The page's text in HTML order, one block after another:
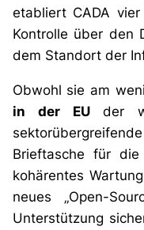
etabliert CADA
Kontrolle über den
dem Standort der
Obwohl sie am
in der EU der
Brieftasche für
kohärentes
neues „Open-
Unterstützung